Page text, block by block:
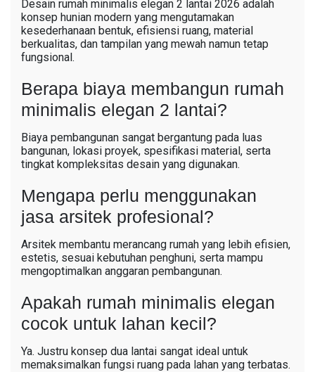
Desain rumah minimalis elegan 2 lantai 2026 adalah
konsep hunian modern yang mengutamakan
kesederhanaan bentuk, efisiensi ruang, material
berkualitas, dan tampilan yang mewah namun tetap
fungsional.
Berapa biaya membangun rumah
minimalis elegan 2 lantai?
Biaya pembangunan sangat bergantung pada luas
bangunan, lokasi proyek, spesifikasi material, serta
tingkat kompleksitas desain yang digunakan.
Mengapa perlu menggunakan
jasa arsitek profesional?
Arsitek membantu merancang rumah yang lebih efisien,
estetis, sesuai kebutuhan penghuni, serta mampu
mengoptimalkan anggaran pembangunan.
Apakah rumah minimalis elegan
cocok untuk lahan kecil?
Ya. Justru konsep dua lantai sangat ideal untuk
memaksimalkan fungsi ruang pada lahan yang terbatas.